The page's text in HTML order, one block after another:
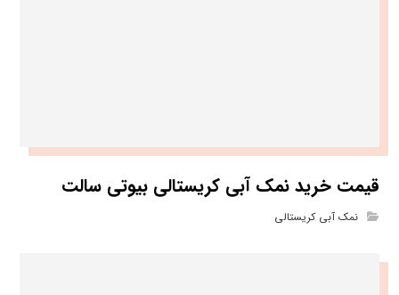
قیمت خرید نمک آبی کریستالی بیوتی سالت
نمک آبی کریستالی